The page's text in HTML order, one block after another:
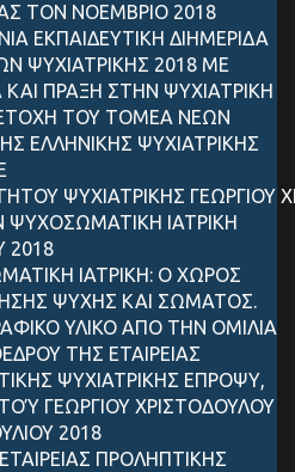
ΤΟΝ ΝΟΕΜΒΡΙΟ 2018
ΕΚΠΑΙΔΕΥΤΙΚΗ ΔΙΗΜΕΡΙΔΑ
ΨΥΧΙΑΤΡΙΚΗΣ 2018 ΜΕ
ΠΡΑΞΗ ΣΤΗΝ ΨΥΧΙΑΤΡΙΚΗ
ΤΟΥ ΤΟΜΕΑ ΝΕΩΝ
ΕΛΛΗΝΙΚΗΣ ΨΥΧΙΑΤΡΙΚΗΣ
ΨΥΧΙΑΤΡΙΚΗΣ ΓEΩΡΓIΟΥ
ΙΑΤΡΙΚΗ
2018
ΙΑΤΡΙΚΗ: Ο ΧΩΡΟΣ
ΨΥΧΗΣ ΚΑΙ ΣΩΜΑΤΟΣ.
ΥΛΙΚΟ ΑΠΟ ΤΗΝ ΟΜΙΛΙΑ
ΤΗΣ ΕΤΑΙΡΕΙΑΣ
ΨΥΧΙΑΤΡΙΚΗΣ ΕΠΡΟΨΥ,
ΓΕΩΡΓΙΟΥ ΧΡΙΣΤΟΔΟΥΛΟΥ
2018
ΠΡΟΛΗΠΤΙΚΗΣ